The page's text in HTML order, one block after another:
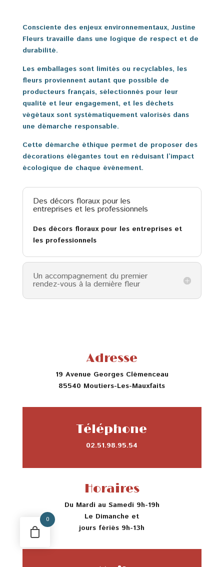
Consciente des enjeux environnementaux, Justine
Fleurs travaille dans une logique de respect et de
durabilité.
Les emballages sont limités ou recyclables, les
fleurs proviennent autant que possible de
producteurs français, sélectionnés pour leur
qualité et leur engagement, et les déchets
végétaux sont systématiquement valorisés dans
une démarche responsable.
Cette démarche éthique permet de proposer des
décorations élégantes tout en réduisant l’impact
écologique de chaque événement.
Des décors floraux pour les
entreprises et les professionnels
Des décors floraux pour les entreprises et
les professionnels
Un accompagnement du premier
rendez-vous à la dernière fleur
Adresse
19 Avenue Georges Clémenceau
85540 Moutiers-Les-Mauxfaits
Téléphone
02.51.98.95.54
Horaires
Du Mardi au Samedi 9h-19h
Le Dimanche et
jours fériés 9h-13h
0